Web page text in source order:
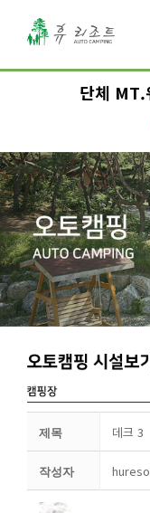
단체 MT.
제목 데크 3
작성자